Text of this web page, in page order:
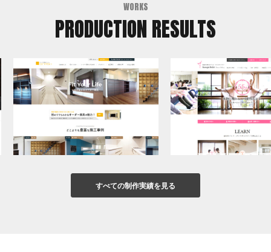
WORKS
PRODUCTION RESULTS
すべての制作実績を見る